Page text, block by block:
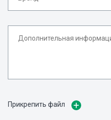
Прикрепить файл